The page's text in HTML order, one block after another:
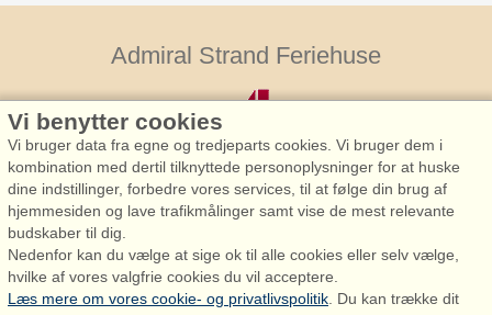
Admiral Strand Feriehuse
Houstrupvej 170, Lønne
6830 Nørre Nebel
Vi benytter cookies
Vi bruger data fra egne og tredjeparts cookies. Vi bruger dem i
kombination med dertil tilknyttede personoplysninger for at huske
dine indstillinger, forbedre vores services, til at følge din brug af
hjemmesiden og lave trafikmålinger samt vise de mest relevante
budskaber til dig.
Nedenfor kan du vælge at sige ok til alle cookies eller selv vælge,
hvilke af vores valgfrie cookies du vil acceptere.
Læs mere om vores cookie- og privatlivspolitik . Du kan trække dit